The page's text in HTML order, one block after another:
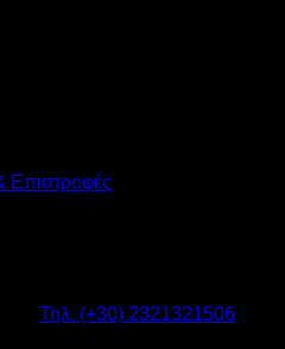
Τηλ. (+30) 2321321506